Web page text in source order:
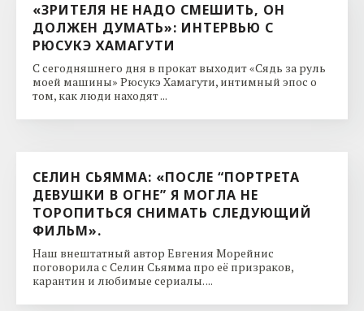
«ЗРИТЕЛЯ НЕ НАДО СМЕШИТЬ, ОН
ДОЛЖЕН ДУМАТЬ»: ИНТЕРВЬЮ С
РЮСУКЭ ХАМАГУТИ
С сегодняшнего дня в прокат выходит «Сядь за руль
моей машины» Рюсукэ Хамагути, интимный эпос о
том, как люди находят ...
СЕЛИН СЬЯММА: «ПОСЛЕ “ПОРТРЕТА
ДЕВУШКИ В ОГНЕ” Я МОГЛА НЕ
ТОРОПИТЬСЯ СНИМАТЬ СЛЕДУЮЩИЙ
ФИЛЬМ».
Наш внештатный автор Евгения Морейнис
поговорила с Селин Сьямма про её призраков,
карантин и любимые сериалы. ...